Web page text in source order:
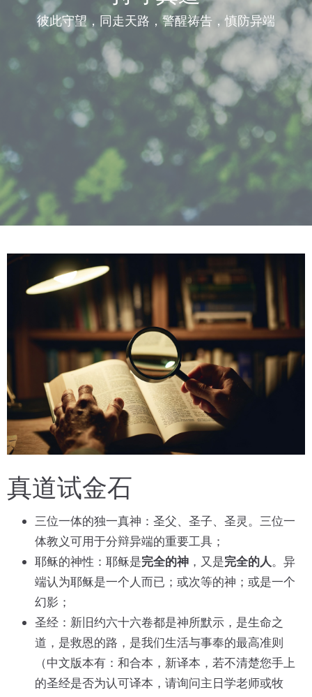
彼此守望，同走天路，警醒祷告，慎防异端
真道试金石
三位一体的独一真神：圣父、圣子、圣灵。三位一
体教义可用于分辩异端的重要工具；
耶稣的神性：耶稣是完全的神 ，又是完全的人。异
端认为耶稣是一个人而已；或次等的神；或是一个
幻影；
圣经：新旧约六十六卷都是神所默示，是生命之
道，是救恩的路，是我们生活与事奉的最高准则
（中文版本有：和合本，新译本，若不清楚您手上
的圣经是否为认可译本，请询问主日学老师或牧